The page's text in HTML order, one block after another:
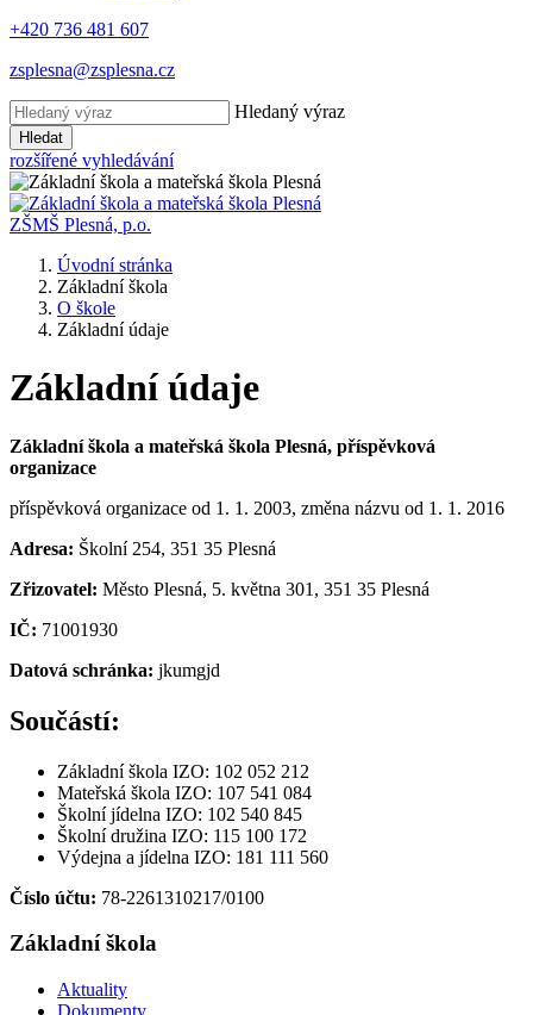
+420 736 481 607
zsplesna@zsplesna.cz
Hledaný výraz
Hledat
rozšířené vyhledávání
ZŠMŠ Plesná, p.o.
Úvodní stránka
Základní škola
O škole
Základní údaje
Základní údaje
Základní škola a mateřská škola Plesná, příspěvková
organizace
příspěvková organizace od 1. 1. 2003, změna názvu od 1. 1. 2016
Adresa: Školní 254, 351 35 Plesná
Zřizovatel: Město Plesná, 5. května 301, 351 35 Plesná
IČ: 71001930
Datová schránka: jkumgjd
Součástí:
Základní škola IZO: 102 052 212
Mateřská škola IZO: 107 541 084
Školní jídelna IZO: 102 540 845
Školní družina IZO: 115 100 172
Výdejna a jídelna IZO: 181 111 560
Číslo účtu: 78-2261310217/0100
Základní škola
Aktuality